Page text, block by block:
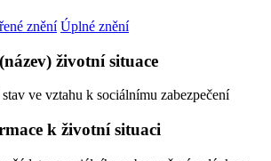
znění Úplné znění
životní situace
ve vztahu k sociálnímu zabezpečení
k životní situaci